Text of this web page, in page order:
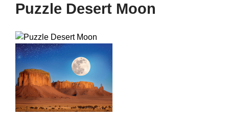
Puzzle Desert Moon